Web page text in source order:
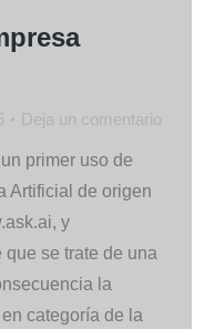
Deja un comentario
primer uso de
Artificial de origen
y
se trate de una
la
categoría de la